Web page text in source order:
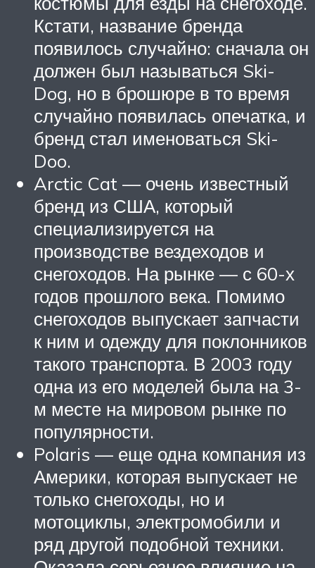
Кстати, название бренда
появилось случайно: сначала он
должен был называться Ski-
Dog, но в брошюре в то время
случайно появилась опечатка, и
бренд стал именоваться Ski-
Doo.
Arctic Cat — очень известный
бренд из США, который
специализируется на
производстве вездеходов и
снегоходов. На рынке — с 60-х
годов прошлого века. Помимо
снегоходов выпускает запчасти
к ним и одежду для поклонников
такого транспорта. В 2003 году
одна из его моделей была на 3-
м месте на мировом рынке по
популярности.
Polaris — еще одна компания из
Америки, которая выпускает не
только снегоходы, но и
мотоциклы, электромобили и
ряд другой подобной техники.